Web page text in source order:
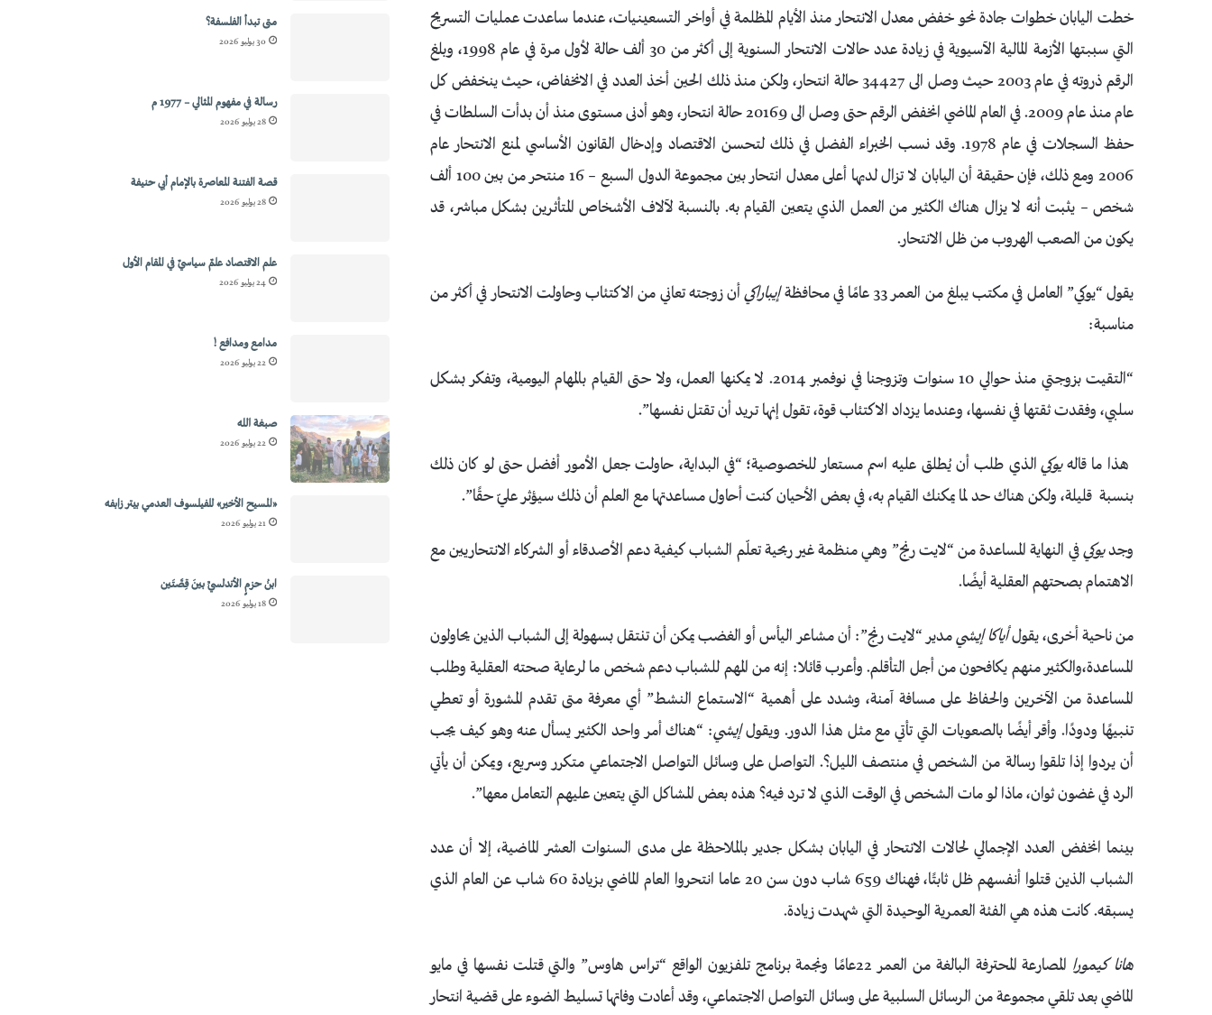
خطت اليابان خطوات جادة نحو خفض معدل الانتحار منذ الأيام المظلمة في أواخر التسعينيات، عندما ساعدت عمليات التسريح
التي سببتها الأزمة المالية الآسيوية في زيادة عدد حالات الانتحار السنوية إلى أكثر من 30 ألف حالة لأول مرة في عام 1998، وبلغ
الرقم ذروته في عام 2003 حيث وصل الى 34427 حالة انتحار، ولكن منذ ذلك الحين أخذ العدد في الانخفاض، حيث ينخفض كل
عام منذ عام 2009. في العام الماضي انخفض الرقم حتى وصل الى 20169 حالة انتحار، وهو أدنى مستوى منذ أن بدأت السلطات في
حفظ السجلات في عام 1978. وقد نسب الخبراء الفضل في ذلك لتحسن الاقتصاد وإدخال القانون الأساسي لمنع الانتحار عام
2006 ومع ذلك، فإن حقيقة أن اليابان لا تزال لديها أعلى معدل انتحار بين مجموعة الدول السبع – 16 منتحر من بين 100 ألف
شخص – يثبت أنه لا يزال هناك الكثير من العمل الذي يتعين القيام به. بالنسبة لآلاف الأشخاص المتأثرين بشكل مباشر، قد
يكون من الصعب الهروب من ظل الانتحار.
يقول “يوكي” العامل في مكتب يبلغ من العمر 33 عامًا في محافظة إيباراكيأن زوجته تعاني من الاكتئاب وحاولت الانتحار في أكثر من
مناسبة:
“التقيت بزوجتي منذ حوالي 10 سنوات وتزوجنا في نوفمبر 2014. لا يمكنها العمل، ولا حتى القيام بالمهام اليومية، وتفكر بشكل
سلبي، وفقدت ثقتها في نفسها، وعندما يزداد الاكتئاب قوة، تقول إنها تريد أن تقتل نفسها”.
هذا ما قالهيوكي الذي طلب أن يُطلق عليه اسم مستعار للخصوصية؛ “في البداية، حاولت جعل الأمور أفضل حتى لو كان ذلك
بنسبة قليلة، ولكن هناك حد لما يمكنك القيام به، في بعض الأحيان كنت أحاول مساعدتها مع العلم أن ذلك سيؤثر عليّ حقًا”.
وجديوكيفي النهاية المساعدة من “لايت رنج” وهي منظمة غير ربحية تعلّم الشباب كيفية دعم الأصدقاء أو الشركاء الانتحاريين مع
الاهتمام بصحتهم العقلية أيضًا.
من ناحية أخرى، يقولأياكا إيشيمدير “لايت رنج”: أن مشاعر اليأس أو الغضب يمكن أن تنتقل بسهولة إلى الشباب الذين يحاولون
المساعدة،والكثير منهم يكافحون من أجل التأقلم. وأعرب قائلا: إنه من المهم للشباب دعم شخص ما لرعاية صحته العقلية وطلب
المساعدة من الآخرين والحفاظ على مسافة آمنة، وشدد على أهمية “الاستماع النشط” أي معرفة متى تقدم المشورة أو تعطي
تنبيهًا ودودًا. وأقر أيضًا بالصعوبات التي تأتي مع مثل هذا الدور. ويقولإيشي: “هناك أمر واحد الكثير يسأل عنه وهو كيف يجب
أن يردوا إذا تلقوا رسالة من الشخص في منتصف الليل؟. التواصل على وسائل التواصل الاجتماعي متكرر وسريع، ويمكن أن يأتي
الرد في غضون ثوان، ماذا لو مات الشخص في الوقت الذي لا ترد فيه؟ هذه بعض المشاكل التي يتعين عليهم التعامل معها”.
بينما انخفض العدد الإجمالي لحالات الانتحار في اليابان بشكل جدير بالملاحظة على مدى السنوات العشر الماضية، إلا أن عدد
الشباب الذين قتلوا أنفسهم ظل ثابتًا، فهناك 659 شاب دون سن 20 عاما انتحروا العام الماضي بزيادة 60 شاب عن العام الذي
يسبقه. كانت هذه هي الفئة العمرية الوحيدة التي شهدت زيادة.
هانا كيمورا
المصارعة المحترفة البالغة من العمر 22عامًا ونجمة برنامج تلفزيون الواقع “تراس هاوس” والتي قتلت نفسها في مايو
الماضي بعد تلقي مجموعة من الرسائل السلبية على وسائل التواصل الاجتماعي، وقد أعادت وفاتها تسليط الضوء على قضية انتحار
متى تبدأ الفلسفة؟
30 يوليو 2026
رسالة في مفهوم المثالي – 1977 م
28 يوليو 2026
قصة الفتنة المعاصرة بالإمام أبي حنيفة
28 يوليو 2026
علم الاقتصاد علمٌ سياسيٌ في المقام الأول
24 يوليو 2026
مدامع ومدافع !
22 يوليو 2026
صبغة الله
22 يوليو 2026
«المسيح الأخير» للفيلسوف العدمي بيتر زابفه
21 يوليو 2026
ابنُ حزمٍ الأندلسيِّ بينَ قِصَّتَين
18 يوليو 2026